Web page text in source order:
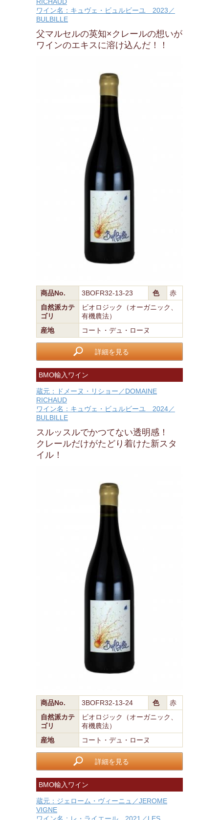
ワイン名：キュヴェ・ビュルビーユ 2023／
BULBILLE
父マルセルの英知×クレールの想いが
ワインのエキスに溶け込んだ！！
商品No. 3BOFR32-13-23 色
赤
自然派カテ
ゴリ
ビオロジック（オーガニック、
有機農法）
産地
コート・デュ・ローヌ
詳細を見る
BMO輸入ワイン
蔵元：ドメーヌ・リショー／DOMAINE
RICHAUD
ワイン名：キュヴェ・ビュルビーユ 2024／
BULBILLE
スルッスルでかつてない透明感！
クレールだけがたどり着けた新スタ
イル！
商品No. 3BOFR32-13-24 色
赤
自然派カテ
ゴリ
ビオロジック（オーガニック、
有機農法）
産地
コート・デュ・ローヌ
詳細を見る
BMO輸入ワイン
蔵元：ジェローム・ヴィーニュ／JEROME
VIGNE